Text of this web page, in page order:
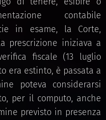
contabile
in esame, la Corte,
prescrizione iniziava a
fiscale (13 luglio
era estinto, è passata a
poteva considerarsi
per il computo, anche
previsto in presenza